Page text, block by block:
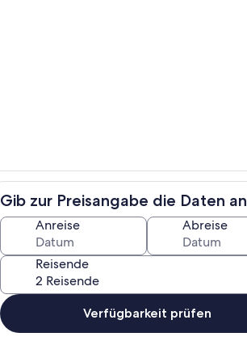
Ausblick
Gib zur Preisangabe die Daten an
Anreise Abreise
Reisende
Verfügbarkeit prüfen